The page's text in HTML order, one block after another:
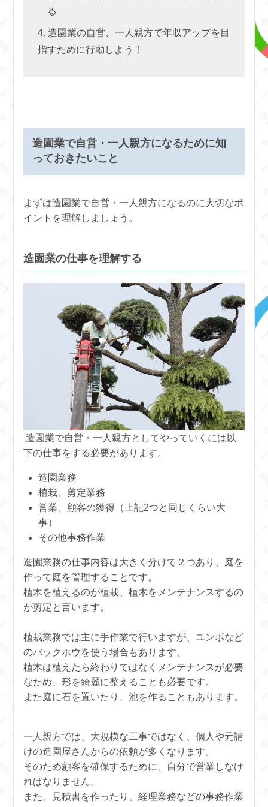
る
造園業の自営、一人親方で年収アップを目
指すために行動しよう！
造園業で自営・一人親方になるために知
っておきたいこと
まずは造園業で自営・一人親方になるのに大切なポ
イントを理解しましょう。
造園業の仕事を理解する
造園業で自営・一人親方としてやっていくには以
下の仕事をする必要があります。
造園業務
植栽、剪定業務
営業、顧客の獲得（上記2つと同じくらい大
事）
その他事務作業
造園業務の仕事内容は大きく分けて２つあり、庭を
作って庭を管理することです。
植木を植えるのが植栽、植木をメンテナンスするの
が剪定と言います。
植栽業務では主に手作業で行いますが、ユンボなど
のバックホウを使う場合もあります。
植木は植えたら終わりではなくメンテナンスが必要
なため、形を綺麗に整えることも必要です。
また庭に石を置いたり、池を作ることもあります。
一人親方では、大規模な工事ではなく、個人や元請
けの造園屋さんからの依頼が多くなります。
そのため顧客を確保するために、自分で営業しなけ
ればなりません。
また、見積書を作ったり、経理業務などの事務作業